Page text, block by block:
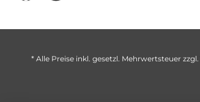
* Alle Preise inkl. gesetzl. Mehrwertsteuer zzgl.